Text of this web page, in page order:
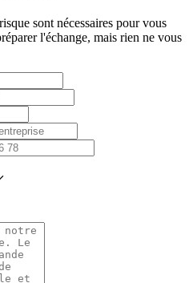
sont nécessaires pour vous
l'échange, mais rien ne vous